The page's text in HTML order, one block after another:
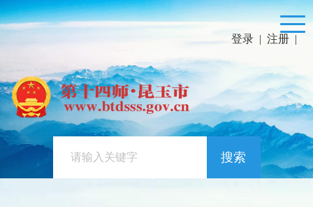
登录 | 注册 |
搜索